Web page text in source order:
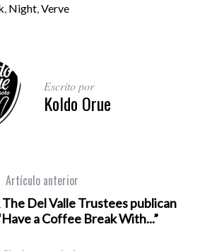
, Night,Verve
Escrito por
Koldo Orue
Artículo anterior
Del Valle Trustees publican
a Coffee Break With​.​.​.”